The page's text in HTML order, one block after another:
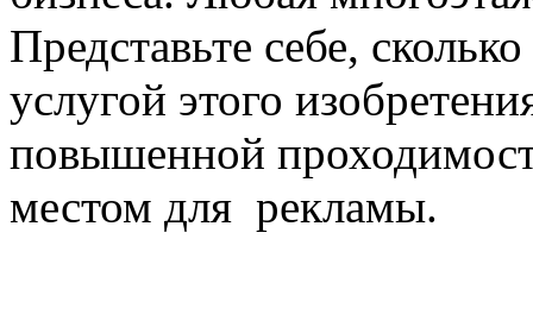
Представьте себе,
услугой этого
повышенной
местом для рекламы.